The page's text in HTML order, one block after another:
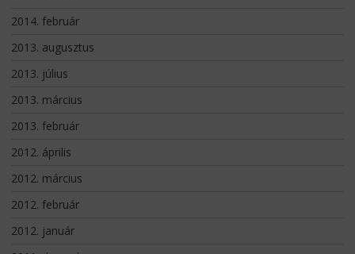
2014. február
2013. augusztus
2013. július
2013. március
2013. február
2012. április
2012. március
2012. február
2012. január